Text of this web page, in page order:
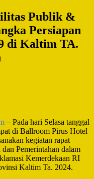
Publik &
Persiapan
di Kaltim TA.
– Pada hari Selasa tanggal
di Ballroom Pirus Hotel
kegiatan rapat
Pemerintahan dalam
Kemerdekaan RI
Kaltim Ta. 2024.